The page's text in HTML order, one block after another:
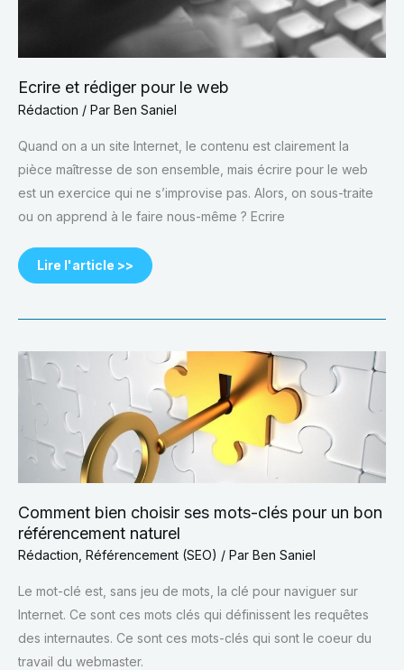
Ecrire et rédiger pour le web
Rédaction / Par Ben Saniel
Quand on a un site Internet, le contenu est clairement la
pièce maîtresse de son ensemble, mais écrire pour le web
est un exercice qui ne s’improvise pas. Alors, on sous-traite
ou on apprend à le faire nous-même ? Ecrire
Lire l'article >>
Comment bien choisir ses mots-clés pour un bon
référencement naturel
Rédaction Référencement (SEO) / Par Ben Saniel
Le mot-clé est, sans jeu de mots, la clé pour naviguer sur
Internet. Ce sont ces mots clés qui définissent les requêtes
des internautes. Ce sont ces mots-clés qui sont le coeur du
travail du webmaster.
Comment
bien
choisir
mots-
un
bon
référencement
naturel